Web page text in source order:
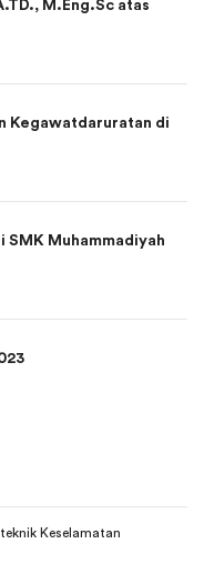
M.Eng.Sc atas
Kegawatdaruratan di
SMK Muhammadiyah
Keselamatan